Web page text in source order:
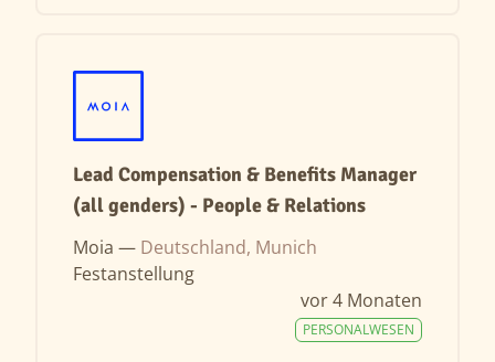
Lead Compensation & Benefits Manager
(all genders) - People & Relations
Moia — Deutschland, Munich
Festanstellung
vor 4 Monaten
PERSONALWESEN